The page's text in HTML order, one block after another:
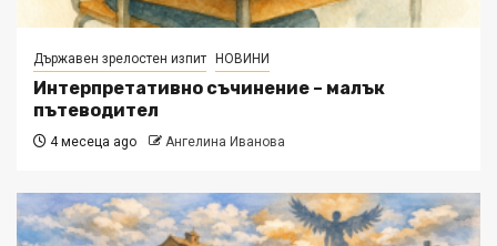
Държавен зрелостен изпит НОВИНИ
Интерпретативно съчинение – малък
пътеводител
4 месеца ago Ангелина Иванова